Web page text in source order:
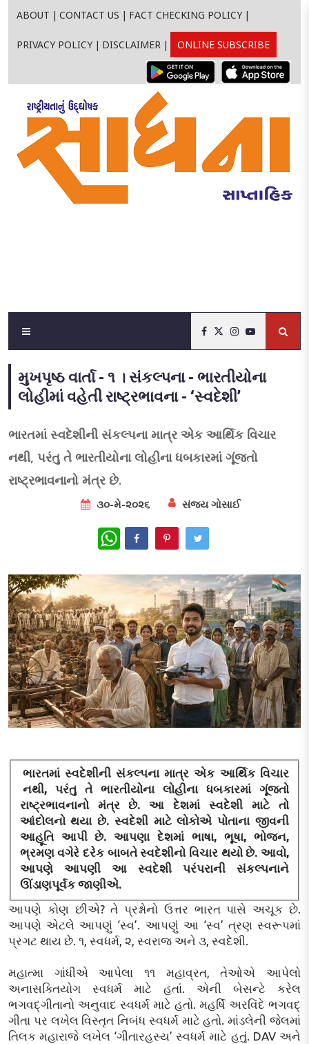
ABOUT | CONTACT US | FACT CHECKING POLICY |
PRIVACY POLICY | DISCLAIMER | ONLINE SUBSCRIBE
મુખપૃષ્ઠ વાર્તા - ૧ । સંકલ્પના - ભારતીયોના
લોહીમાં વહેતી રાષ્ટ્રભાવના - ‘સ્વદેશી’
ભારતમાં સ્વદેશીની સંકલ્પના માત્ર એક આર્થિક વિચાર
નથી, પરંતુ તે ભારતીયોના લોહીના ધબકારમાં ગૂંજતો
રાષ્ટ્રભાવનાનો મંત્ર છે.
૩૦-મે-૨૦૨૬ સંજય ગોસાઈ
WhatsApp
ભારતમાં સ્વદેશીની સંકલ્પના માત્ર એક આર્થિક વિચાર
નથી, પરંતુ તે ભારતીયોના લોહીના ધબકારમાં ગૂંજતો
રાષ્ટ્રભાવનાનો મંત્ર છે. આ દેશમાં સ્વદેશી માટે તો
આંદોલનો થયા છે. સ્વદેશી માટે લોકોએ પોતાના જીવની
આહૂતિ આપી છે. આપણા દેશમાં ભાષા, ભૂષા, ભોજન,
ભ્રમણ વગેરે દરેક બાબતે સ્વદેશીનો વિચાર થયો છે. આવો,
આપણે આપણી આ સ્વદેશી પરંપરાની સંકલ્પનાને
ઊંડાણપૂર્વક જાણીએ.
આપણે કોણ છીએ? તે પ્રશ્નોનો ઉત્તર ભારત પાસે અચૂક છે.
આપણે એટલે આપણું ‘સ્વ’. આપણું આ ‘સ્વ’ ત્રણ સ્વરૂપમાં
પ્રગટ થાય છે. ૧, સ્વધર્મ, ૨, સ્વરાજ અને ૩, સ્વદેશી.
મહાત્મા ગાંધીએ આપેલા ૧૧ મહાવ્રત, તેઓએ આપેલો
અનાસક્તિયોગ સ્વધર્મ માટે હતાં. એની બેસન્ટે કરેલ
ભગવદ્‌ગીતાનો અનુવાદ સ્વધર્મ માટે હતો. મહર્ષિ અરવિંદે ભગવદ્‌
ગીતા પર લખેલ વિસ્તૃત નિબંધ સ્વધર્મ માટે હતો. માંડલેની જેલમાં
તિલક મહારાજે લખેલ ‘ગીતારહસ્ય’ સ્વધર્મ માટે હતું. DAV અને